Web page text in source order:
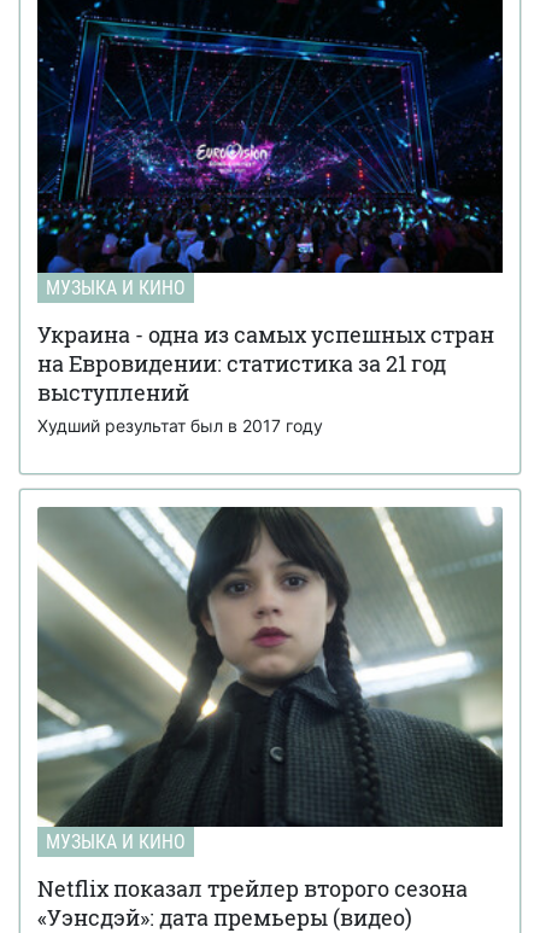
МУЗЫКА И КИНО
Украина - одна из самых успешных стран
на Евровидении: статистика за 21 год
выступлений
Худший результат был в 2017 году
МУЗЫКА И КИНО
Netflix показал трейлер второго сезона
«Уэнсдэй»: дата премьеры (видео)